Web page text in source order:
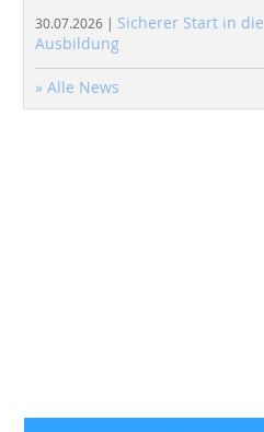
30.07.2026 | Sicherer Start in die
Ausbildung
» Alle News